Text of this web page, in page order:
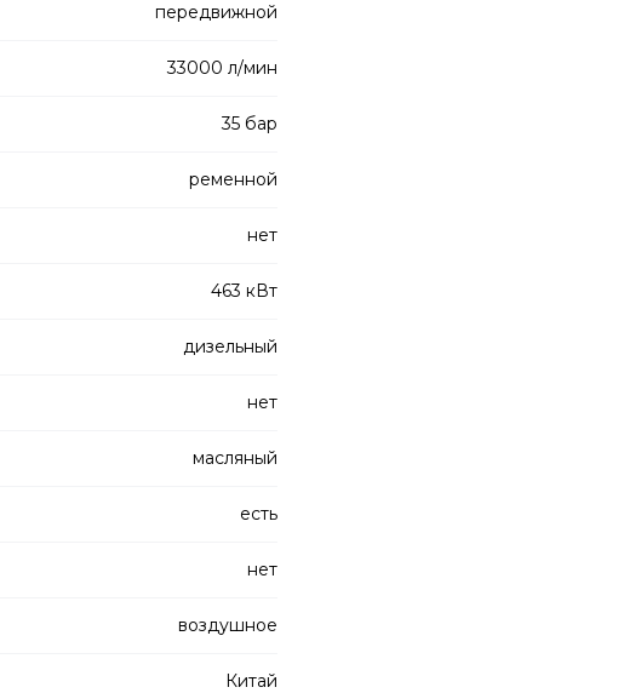
передвижной
33000 л/мин
35 бар
ременной
нет
463 кВт
дизельный
нет
масляный
есть
нет
воздушное
Китай